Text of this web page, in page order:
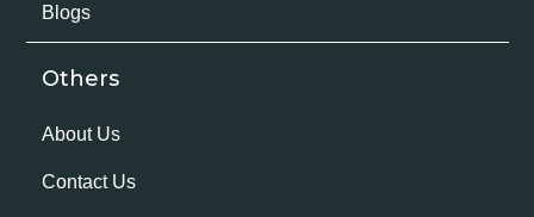
Blogs
Others
About Us
Contact Us